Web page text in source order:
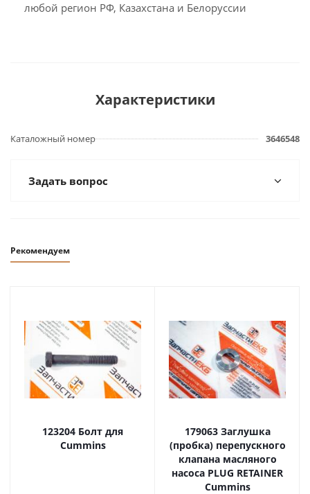
любой регион РФ, Казахстана и Белоруссии
Характеристики
Каталожный номер 3646548
Задать вопрос
Рекомендуем
123204 Болт для
Cummins
179063 Заглушка
(пробка) перепускного
клапана масляного
насоса PLUG RETAINER
Cummins